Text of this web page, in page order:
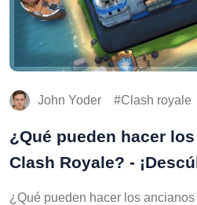
John Yoder Clash royale
¿Qué pueden hacer
Clash Royale? -
¿Qué pueden hacer los